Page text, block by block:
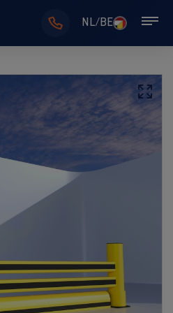
NL/BE